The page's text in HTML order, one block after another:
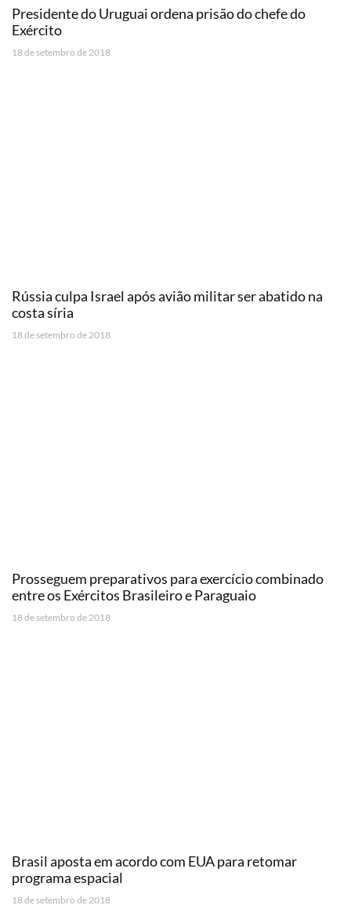
Presidente do Uruguai ordena prisão do chefe do
Exército
18 de setembro de 2018
Rússia culpa Israel após avião militar ser abatido na
costa síria
18 de setembro de 2018
Prosseguem preparativos para exercício combinado
entre os Exércitos Brasileiro e Paraguaio
18 de setembro de 2018
Brasil aposta em acordo com EUA para retomar
programa espacial
18 de setembro de 2018